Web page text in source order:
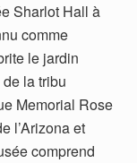
Sharlot Hall à
comme
le jardin
la tribu
Memorial Rose
l’Arizona et
comprend